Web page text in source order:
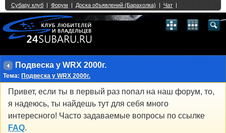
Подвеска у WRX 2000г.
Тема: Подвеска у WRX 2000г.
Привет, если ты в первый раз попал на наш форум, то,
я надеюсь, ты найдешь тут для себя много
интересного! Часто задаваемые вопросы по ссылке
FAQ.
Single Sign On provided byvBSSO
2 3 4 5 6 7 8 9 10 11 12 13 14 15 16 17 18 21 22 23 24 25 26
27 28 29 30 31 32 33 40 41 42 43